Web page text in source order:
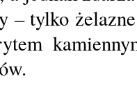
– tylko